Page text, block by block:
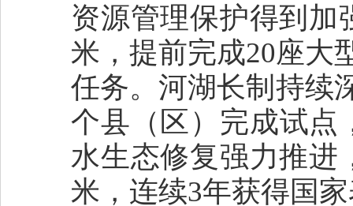
资源管理保护得到加
米，提前完成20座大
任务。河湖长制持续
个县（区）完成试点
水生态修复强力推进
米，连续3年获得国